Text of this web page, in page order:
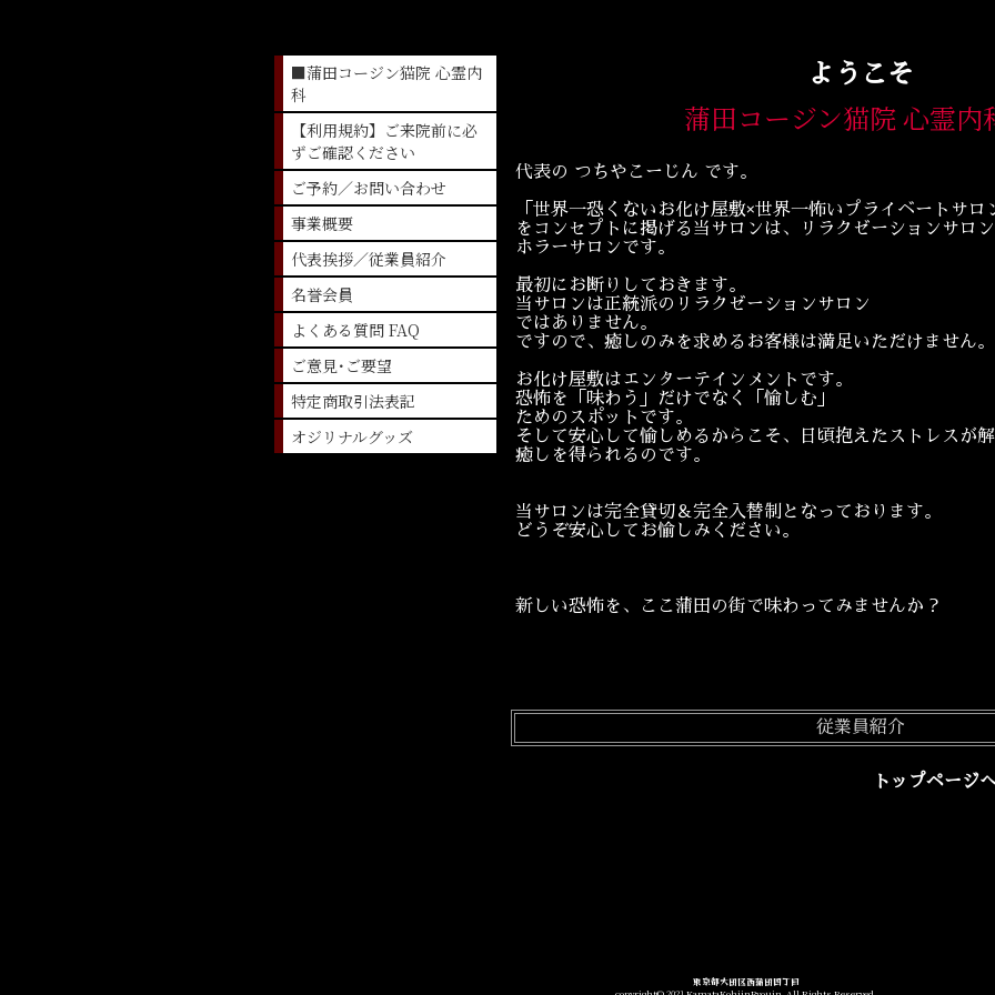
ようこそ
蒲田コージン猫院 心霊内
代表の つちやこーじん です。
「世界一恐くないお化け屋敷×世界一怖いプライベートサロ
をコンセプトに掲げる当サロンは、リラクゼーションサロ
ホラーサロンです。
最初にお断りしておきます。
当サロンは正統派のリラクゼーションサロン
ではありません。
ですので、癒しのみを求めるお客様は満足いただけません。
お化け屋敷はエンターテインメントです。
恐怖を「味わう」だけでなく「愉しむ」
ためのスポットです。
そして安心して愉しめるからこそ、日頃抱えたストレスが
癒しを得られるのです。
当サロンは完全貸切＆完全入替制となっております。
どうぞ安心してお愉しみください。
新しい恐怖を、ここ蒲田の街で味わってみませんか？
従業員紹介
トップページ
■蒲田コージン猫院 心霊内
科
【利用規約】ご来院前に必
ずご確認ください
ご予約／お問い合わせ
事業概要
代表挨拶／従業員紹介
名誉会員
よくある質問 FAQ
ご意見･ご要望
特定商取引法表記
オジリナルグッズ
東京都大田区西蒲田四丁目